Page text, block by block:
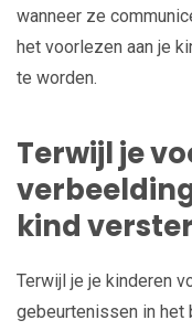
wanneer ze
het voorlezen aan je
te worden.
Terwijl je
kind
Terwijl je je kinderen
gebeurtenissen in het